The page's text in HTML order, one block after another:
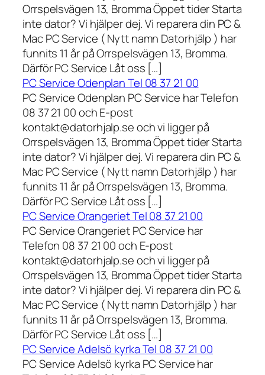
Orrspelsvägen 13, Bromma Öppet tider Starta
inte dator? Vi hjälper dej. Vi reparera din PC &
Mac PC Service ( Nytt namn Datorhjälp ) har
funnits 11 år på Orrspelsvägen 13, Bromma.
Därför PC Service Låt oss […]
PC Service Odenplan Tel 08 37 21 00
PC Service Odenplan PC Service har Telefon
08 37 21 00 och E-post
kontakt@datorhjalp.se och vi ligger på
Orrspelsvägen 13, Bromma Öppet tider Starta
inte dator? Vi hjälper dej. Vi reparera din PC &
Mac PC Service ( Nytt namn Datorhjälp ) har
funnits 11 år på Orrspelsvägen 13, Bromma.
Därför PC Service Låt oss […]
PC Service Orangeriet Tel 08 37 21 00
PC Service Orangeriet PC Service har
Telefon 08 37 21 00 och E-post
kontakt@datorhjalp.se och vi ligger på
Orrspelsvägen 13, Bromma Öppet tider Starta
inte dator? Vi hjälper dej. Vi reparera din PC &
Mac PC Service ( Nytt namn Datorhjälp ) har
funnits 11 år på Orrspelsvägen 13, Bromma.
Därför PC Service Låt oss […]
PC Service Adelsö kyrka Tel 08 37 21 00
PC Service Adelsö kyrka PC Service har